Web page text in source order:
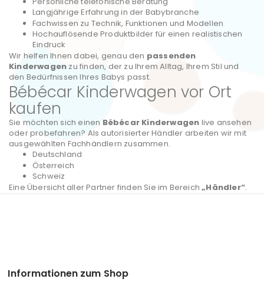
Langjährige Erfahrung in der Babybranche
Fachwissen zu Technik, Funktionen und Modellen
Hochauflösende Produktbilder für einen realistischen
Eindruck
Wir helfen Ihnen dabei, genau den passenden
Kinderwagen zu finden, der zu Ihrem Alltag, Ihrem Stil und
den Bedürfnissen Ihres Babys passt.
Bébécar Kinderwagen vor Ort
kaufen
Sie möchten sich einen Bébécar Kinderwagen live ansehen
oder probefahren? Als autorisierter Händler arbeiten wir mit
ausgewählten Fachhändlern zusammen.
Deutschland
Österreich
Schweiz
Eine Übersicht aller Partner finden Sie im Bereich„Händler“.
Informationen zum Shop